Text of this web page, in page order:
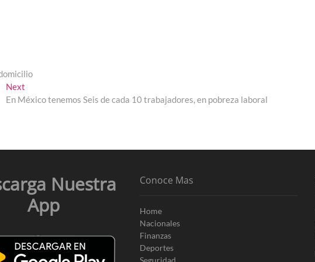
Next
post:
En México tenemos Seis de cada 10 trabajadores, en pobreza laboral
Nuestra
App
Conoce Mas
Home
Nacionales
Finanzas
Deportes
Seguridad